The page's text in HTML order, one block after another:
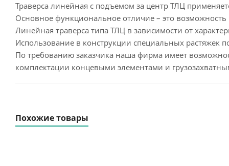
Траверса линейная с подъемом за центр ТЛЦ
Основное функциональное отличие – это
Линейная траверса типа ТЛЦ в зависимости от
Использование в конструкции специальных растяжек
По требованию заказчика наша фирма имеет
комплектации концевыми элементами и
Похожие товары